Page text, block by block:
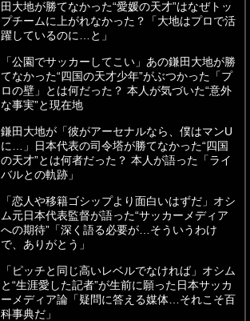
田大地が勝てなかった“愛媛の天才”はなぜトッ
プチームに上がれなかった？「大地はプロで活
躍しているのに…と」
「公園でサッカーしてこい」あの鎌田大地が勝
てなかった“四国の天才少年”がぶつかった「プ
ロの壁」とは何だった？ 本人が気づいた“意外
な事実”と現在地
鎌田大地が「彼がアーセナルなら、僕はマンU
に…」日本代表の司令塔が勝てなかった“四国
の天才”とは何者だった？ 本人が語った「ライ
バルとの軌跡」
「恋人や移籍ゴシップより面白いはずだ」オシ
ム元日本代表監督が語った“サッカーメディア
への期待”「深く語る必要が…そういうわけ
で、ありがとう」
「ピッチと同じ高いレベルでなければ」オシム
と“生涯愛した記者”が生前に願った日本サッカ
ーメディア論「疑問に答える媒体…それこそ百
科事典だ」